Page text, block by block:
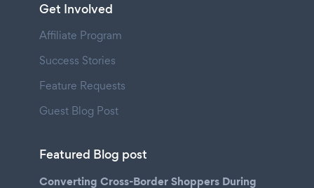
Get Involved
Affiliate Program
Success Stories
Feature Requests
Guest Blog Post
Featured Blog post
Converting Cross-Border Shoppers During